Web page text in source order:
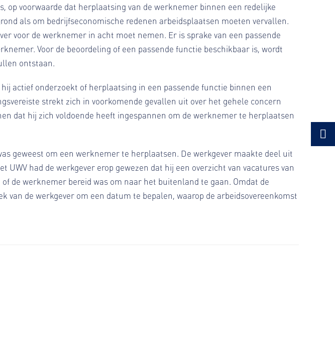
op voorwaarde dat herplaatsing van de werknemer binnen een redelijke
als om bedrijfseconomische redenen arbeidsplaatsen moeten vervallen.
voor de werknemer in acht moet nemen. Er is sprake van een passende
Voor de beoordeling of een passende functie beschikbaar is, wordt
ontstaan.
actief onderzoekt of herplaatsing in een passende functie binnen een
strekt zich in voorkomende gevallen uit over het gehele concern
dat hij zich voldoende heeft ingespannen om de werknemer te herplaatsen
geweest om een werknemer te herplaatsen. De werkgever maakte deel uit
had de werkgever erop gewezen dat hij een overzicht van vacatures van
de werknemer bereid was om naar het buitenland te gaan. Omdat de
de werkgever om een datum te bepalen, waarop de arbeidsovereenkomst